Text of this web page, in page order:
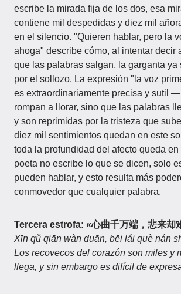
escribe la mirada fija de los dos, esa
contiene mil despedidas y diez mil
en el silencio. "Quieren hablar, pero la
ahoga" describe cómo, al intentar decir
que las palabras salgan, la garganta ya
por el sollozo. La expresión "la voz
es extraordinariamente precisa y sutil
rompan a llorar, sino que las palabras
y son reprimidas por la tristeza que
diez mil sentimientos quedan en este
toda la profundidad del afecto queda en
poeta no escribe lo que se dicen, solo
pueden hablar, y esto resulta más
conmovedor que cualquier palabra.
Tercera estrofa: «心曲千万端，悲来却
Xīn qǔ qiān wàn duān, bēi lái què nán
Los recovecos del corazón son miles y
llega, y sin embargo es difícil de